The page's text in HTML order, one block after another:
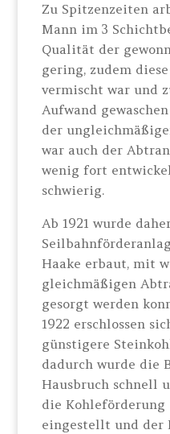
Zu Spitzenzeiten
Mann im 3
Qualität der
gering, zudem
vermischt war und
Aufwand
der
war auch der
wenig fort
schwierig.
Ab 1921 wurde
Haake erbaut, mit
gleichmäßigen
gesorgt werden
1922 erschlossen
günstigere
dadurch wurde die
Hausbruch schnell
die Kohleförderung
eingestellt und der